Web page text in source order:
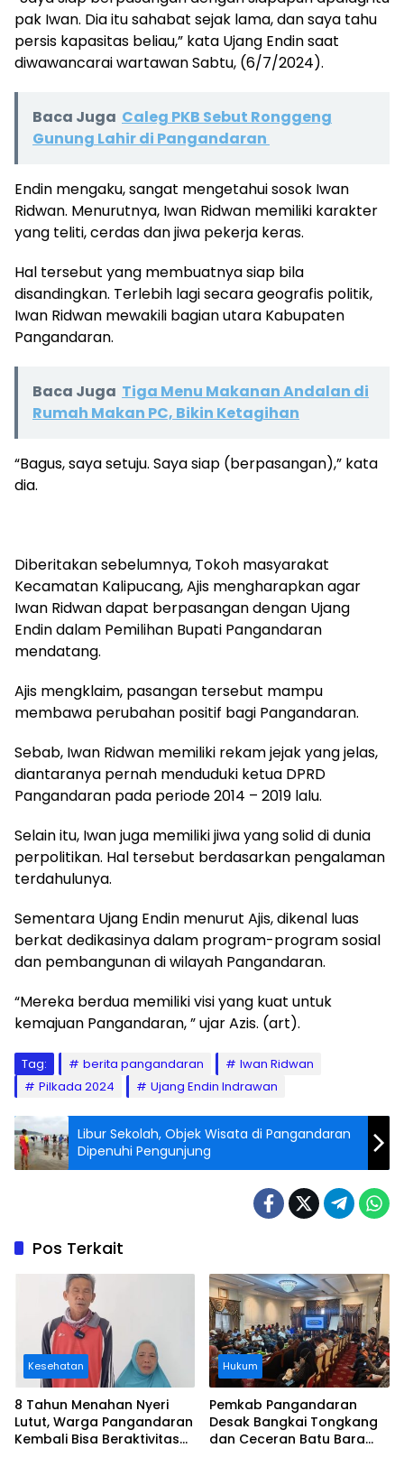
pak Iwan. Dia itu sahabat sejak lama, dan saya tahu
persis kapasitas beliau,” kata Ujang Endin saat
diwawancarai wartawan Sabtu, (6/7/2024).
Baca Juga Caleg PKB Sebut Ronggeng
Gunung Lahir di Pangandaran
Endin mengaku, sangat mengetahui sosok Iwan
Ridwan. Menurutnya, Iwan Ridwan memiliki karakter
yang teliti, cerdas dan jiwa pekerja keras.
Hal tersebut yang membuatnya siap bila
disandingkan. Terlebih lagi secara geografis politik,
Iwan Ridwan mewakili bagian utara Kabupaten
Pangandaran.
Baca Juga Tiga Menu Makanan Andalan di
Rumah Makan PC, Bikin Ketagihan
“Bagus, saya setuju. Saya siap (berpasangan),” kata
dia.
Diberitakan sebelumnya, Tokoh masyarakat
Kecamatan Kalipucang, Ajis mengharapkan agar
Iwan Ridwan dapat berpasangan dengan Ujang
Endin dalam Pemilihan Bupati Pangandaran
mendatang.
Ajis mengklaim, pasangan tersebut mampu
membawa perubahan positif bagi Pangandaran.
Sebab, Iwan Ridwan memiliki rekam jejak yang jelas,
diantaranya pernah menduduki ketua DPRD
Pangandaran pada periode 2014 – 2019 lalu.
Selain itu, Iwan juga memiliki jiwa yang solid di dunia
perpolitikan. Hal tersebut berdasarkan pengalaman
terdahulunya.
Sementara Ujang Endin menurut Ajis, dikenal luas
berkat dedikasinya dalam program-program sosial
dan pembangunan di wilayah Pangandaran.
“Mereka berdua memiliki visi yang kuat untuk
kemajuan Pangandaran, ” ujar Azis. (art).
Tag: berita pangandaran
Iwan Ridwan
Pilkada 2024
Ujang Endin Indrawan
Libur Sekolah, Objek Wisata di Pangandaran
Dipenuhi Pengunjung
Pos Terkait
Kesehatan
8 Tahun Menahan Nyeri
Lutut, Warga Pangandaran
Kembali Bisa Beraktivitas
Hukum
Pemkab Pangandaran
Desak Bangkai Tongkang
dan Ceceran Batu Bara